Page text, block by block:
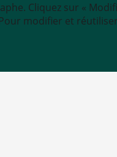
Cliquez sur «
modifier et